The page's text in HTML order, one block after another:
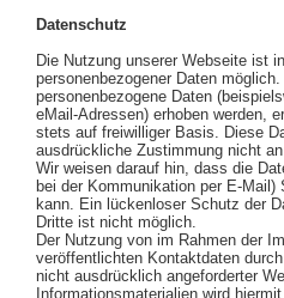
Datenschutz
Die Nutzung unserer Webseite ist
personenbezogener Daten
personenbezogene Daten
eMail-Adressen) erhoben werden,
stets auf freiwilliger Basis. Diese
ausdrückliche Zustimmung nicht
Wir weisen darauf hin, dass die
bei der Kommunikation per E-
kann. Ein lückenloser Schutz der
Dritte ist nicht möglich.
Der Nutzung von im Rahmen der
veröffentlichten Kontaktdaten
nicht ausdrücklich angeforderter
Informationsmaterialien wird